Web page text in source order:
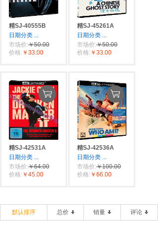
精SJ-40555B
日期分类 ...
市场价:￥50.00
价格: ￥33.00
精SJ-45261A
日期分类 ...
市场价:￥50.00
价格: ￥33.00
精SJ-42531A
日期分类 ...
市场价:￥64.00
价格: ￥45.00
精SJ-42536A
日期分类 ...
市场价:￥100.00
价格: ￥66.00
默认排序 总价 销量 评论